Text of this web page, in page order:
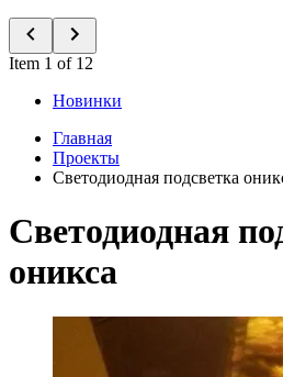
Item 1 of 12
Новинки
Главная
Проекты
Светодиодная подсветка
Светодиодная
оникса